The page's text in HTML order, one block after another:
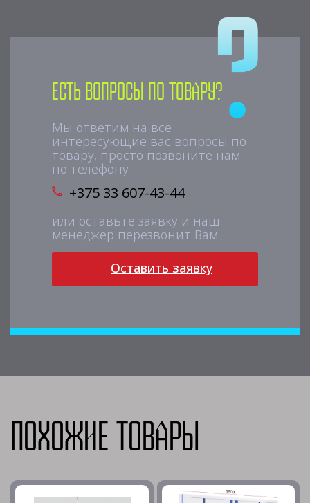
Есть вопросы по товару?
Мы ответим на все
интересующие вас вопросы по
товару, просто позвоните нам
по телефону
+375 33 607-43-44
или оставьте заявку и наш
менеджер перезвонит Вам
Оставить заявку
Похожие товары